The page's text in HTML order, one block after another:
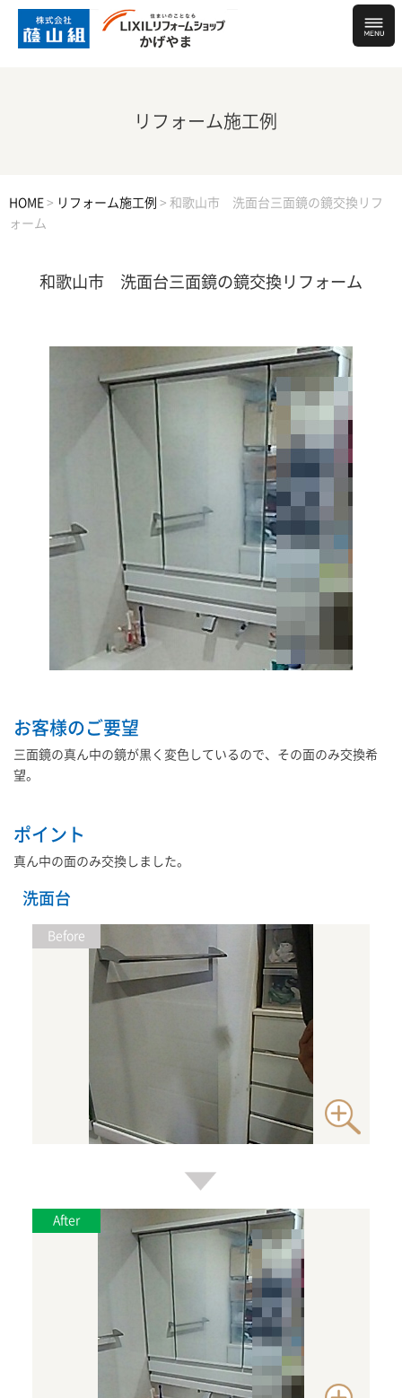
リフォーム施工例
HOME > リフォーム施工例 > 和歌山市 洗面台三面鏡の鏡交換リフ
ォーム
和歌山市 洗面台三面鏡の鏡交換リフォーム
お客様のご要望
三面鏡の真ん中の鏡が黒く変色しているので、その面のみ交換希
望。
ポイント
真ん中の面のみ交換しました。
洗面台